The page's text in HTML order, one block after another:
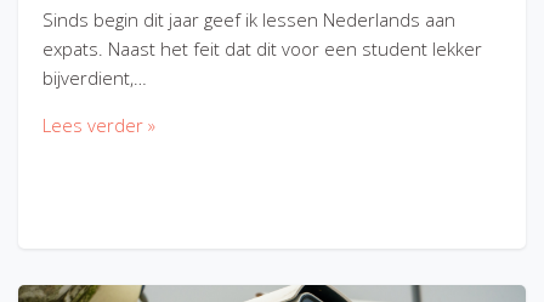
Sinds begin dit jaar geef ik lessen Nederlands aan
expats. Naast het feit dat dit voor een student lekker
bijverdient,…
Lees verder »